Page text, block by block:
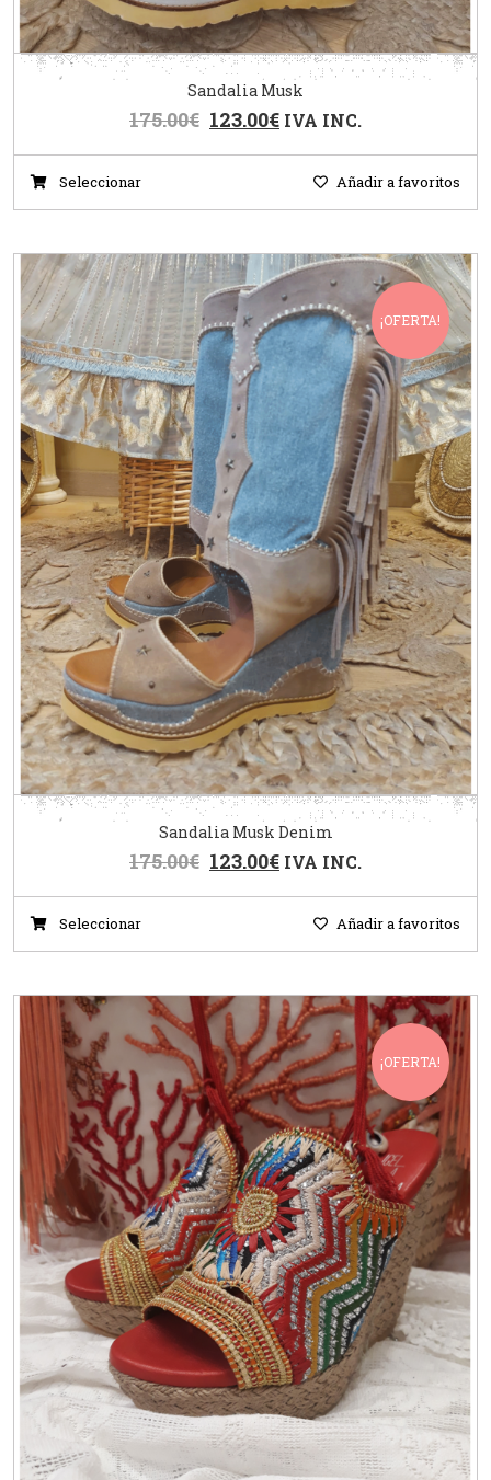
Sandalia Musk
175.00€ 123.00€ IVA INC.
Seleccionar Añadir a favoritos
¡OFERTA!
Sandalia Musk Denim
175.00€ 123.00€ IVA INC.
Seleccionar Añadir a favoritos
¡OFERTA!